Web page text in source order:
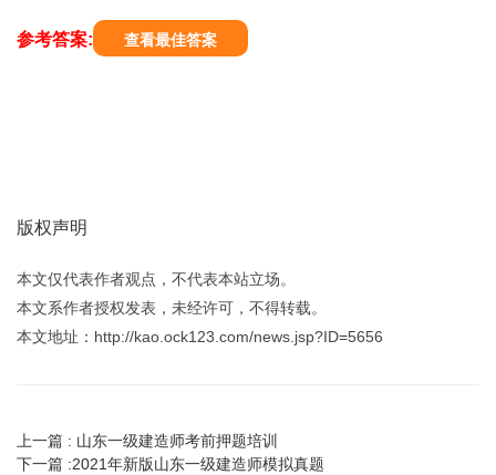
参考答案: 查看最佳答案
版权声明
本文仅代表作者观点，不代表本站立场。
本文系作者授权发表，未经许可，不得转载。
本文地址：http://kao.ock123.com/news.jsp?ID=5656
上一篇 : 山东一级建造师考前押题培训
下一篇 :2021年新版山东一级建造师模拟真题